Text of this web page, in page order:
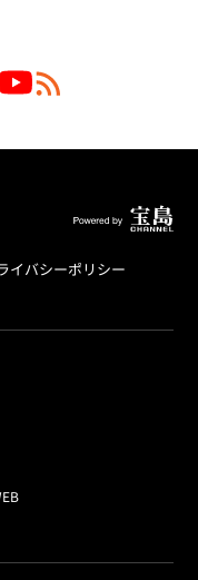
イバシーポリシー